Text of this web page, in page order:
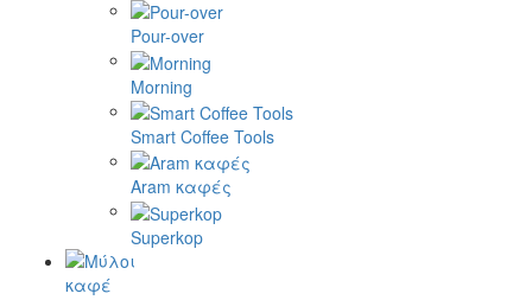
Pour-over
Morning
Smart Coffee Tools
Aram καφές
Superkop